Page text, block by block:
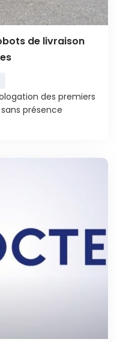
de livraison
des premiers
présence